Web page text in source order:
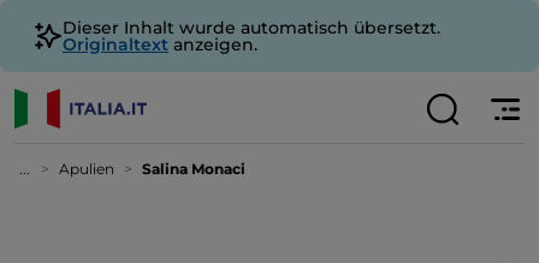
Dieser Inhalt wurde automatisch übersetzt.
Originaltext anzeigen.
... Apulien Salina Monaci